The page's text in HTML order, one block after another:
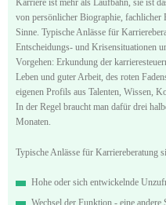
Karriere ist mehr als Laufbahn, sie ist
von persönlicher Biographie,
Sinne. Typische Anlässe für
Entscheidungs- und Krisensituationen
Vorgehen: Erkundung der
Leben und guter Arbeit, des roten
eigenen Profils aus Talenten, Wissen,
In der Regel braucht man dafür drei
Monaten.
Typische Anlässe für Karriereberatung
Hohe oder sich entwickelnde
Wechsel der Funktion - eine